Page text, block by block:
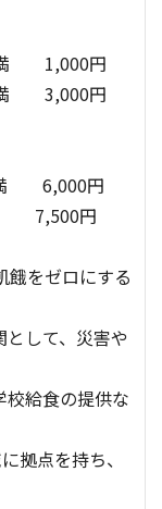
1,000円
3,000円
6,000円
円
餓をゼロにする
して、災害や
給食の提供な
点を持ち、